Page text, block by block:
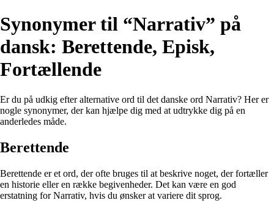
Synonymer til “Narrativ” på
dansk: Berettende, Episk,
Fortællende
Er du på udkig efter alternative ord til det danske ord Narrativ? Her er
nogle synonymer, der kan hjælpe dig med at udtrykke dig på en
anderledes måde.
Berettende
Berettende er et ord, der ofte bruges til at beskrive noget, der fortæller
en historie eller en række begivenheder. Det kan være en god
erstatning for Narrativ, hvis du ønsker at variere dit sprog.